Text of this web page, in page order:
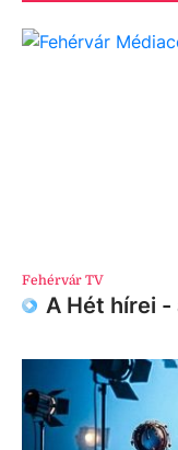
Fehérvár TV
A Hét hírei -